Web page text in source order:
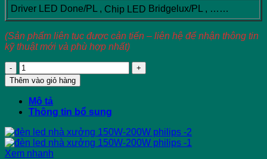
Driver LED Done/PL , Chip LED Bridgelux/PL , ……
(Sản phẩm liên tục được cản tiến – liên hệ để nhận thông tin
kỹ thuật mới và phù hợp nhất)
Đèn
led
nhà
xưởng
200W
Daxinco
bốn
trụ
số
Thêm vào giỏ hàng
Mô tả
Thông tin bổ sung
Xem nhanh